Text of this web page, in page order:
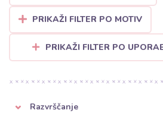
Nasvet za šivanje:Pri šivanju frotirja
kakovostnih sukancev in obrobo robov
overlock strojem), da preprečite parafin
Privoščite si občutek udobja vsak dan.
PRIKAŽI FILTER PO MOTIV
PRIKAŽI FILTER PO
Razvrščanje